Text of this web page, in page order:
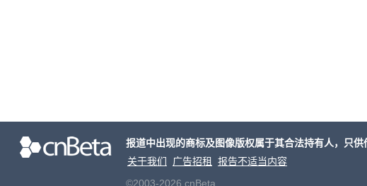
报道中出现的商标及图像版权属于其合法持有人，只
关于我们
广告招租
报告不适当内容
©2003-2026 cnBeta